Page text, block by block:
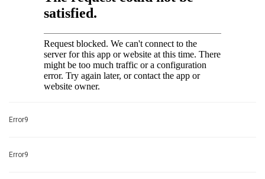
Error9
Error9